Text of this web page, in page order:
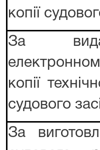
копії
За
копії
судового
За